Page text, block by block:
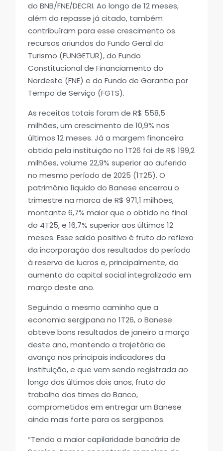
do BNB/FNE/DECRI. Ao longo de 12 meses,
além do repasse já citado, também
contribuíram para esse crescimento os
recursos oriundos do Fundo Geral do
Turismo (FUNGETUR), do Fundo
Constitucional de Financiamento do
Nordeste (FNE) e do Fundo de Garantia por
Tempo de Serviço (FGTS).
As receitas totais foram de R$ 558,5
milhões, um crescimento de 10,9% nos
últimos 12 meses. Já a margem financeira
obtida pela instituição no 1T26 foi de R$ 199,2
milhões, volume 22,9% superior ao auferido
no mesmo período de 2025 (1T25). O
patrimônio líquido do Banese encerrou o
trimestre na marca de R$ 971,1 milhões,
montante 6,7% maior que o obtido no final
do 4T25, e 16,7% superior aos últimos 12
meses. Esse saldo positivo é fruto do reflexo
da incorporação dos resultados do período
à reserva de lucros e, principalmente, do
aumento do capital social integralizado em
março deste ano.
Seguindo o mesmo caminho que a
economia sergipana no 1T26, o Banese
obteve bons resultados de janeiro a março
deste ano, mantendo a trajetória de
avanço nos principais indicadores da
instituição, e que vem sendo registrada ao
longo dos últimos dois anos, fruto do
trabalho dos times do Banco,
comprometidos em entregar um Banese
ainda mais forte para os sergipanos.
“Tendo a maior capilaridade bancária de